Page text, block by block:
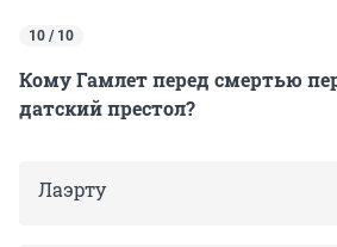
10 / 10
Кому Гамлет перед смертью
датский престол?
Лаэрту